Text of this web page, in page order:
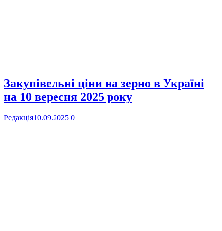
Закупівельні ціни на зерно в Україні
на 10 вересня 2025 року
Редакція10.09.2025 0